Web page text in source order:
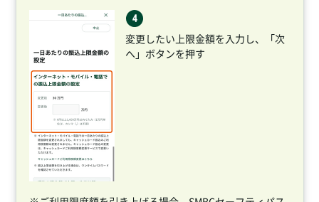
変更したい上限金額を入力し、「次
へ」ボタンを押す